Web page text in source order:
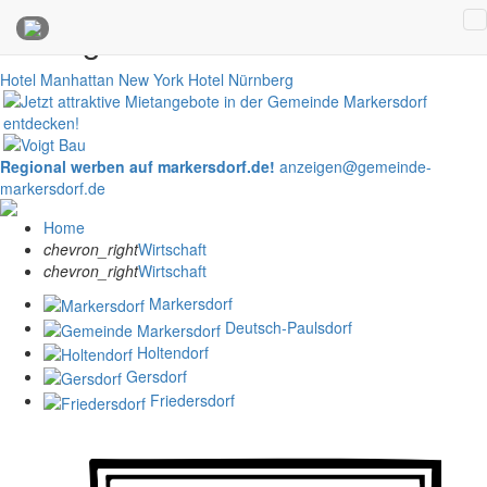
Anzeigen
Hotel Manhattan New York Hotel Nürnberg
Regional werben auf markersdorf.de! anzeigen@gemeinde-
markersdorf.de
Home
chevron_rightWirtschaft
chevron_rightWirtschaft
Markersdorf
Deutsch-Paulsdorf
Holtendorf
Gersdorf
Friedersdorf